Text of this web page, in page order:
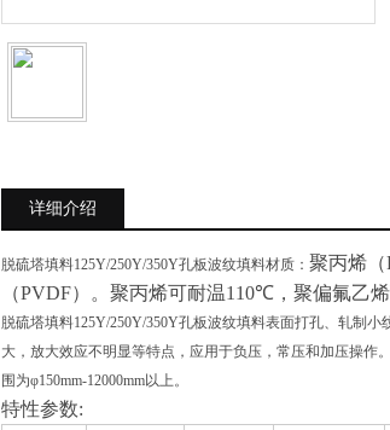
详细介绍
脱硫塔填料125Y/250Y/350Y孔板波纹填料材质： 聚丙烯
（PVDF）。聚丙烯可耐温110℃ ，聚偏氟乙
脱硫塔填料125Y/250Y/350Y孔板波纹填料表面打孔、轧制
大，放大效应不明显等特点，应用于负压，常压和加压操
围为φ150mm-12000mm以上。
特性参数: